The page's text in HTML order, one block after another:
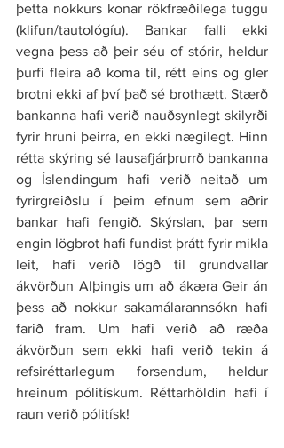
þetta nokkurs konar rökfræðilega tuggu
(klifun/tautológíu). Bankar falli ekki
vegna þess að þeir séu of stórir, heldur
þurfi fleira að koma til, rétt eins og gler
brotni ekki af því það sé brothætt. Stærð
bankanna hafi verið nauðsynlegt skilyrði
fyrir hruni þeirra, en ekki nægilegt. Hinn
rétta skýring sé lausafjárþrurrð bankanna
og Íslendingum hafi verið neitað um
fyrirgreiðslu í þeim efnum sem aðrir
bankar hafi fengið. Skýrslan, þar sem
engin lögbrot hafi fundist þrátt fyrir mikla
leit, hafi verið lögð til grundvallar
ákvörðun Alþingis um að ákæra Geir án
þess að nokkur sakamálarannsókn hafi
farið fram. Um hafi verið að ræða
ákvörðun sem ekki hafi verið tekin á
refsiréttarlegum forsendum, heldur
hreinum pólitískum. Réttarhöldin hafi í
raun verið pólitísk!